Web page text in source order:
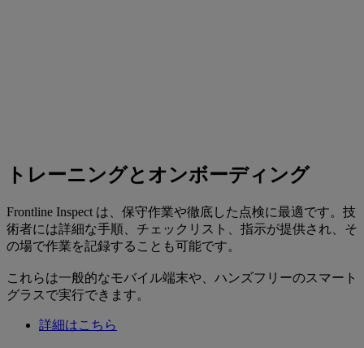
トレーニングとオンボーディング
Frontline Inspect は、保守作業や徹底した点検に最適です。技
術者には詳細な手順、チェックリスト、指示が提供され、そ
の場で作業を記録することも可能です。
これらは一般的なモバイル端末や、ハンズフリーのスマート
グラスで実行できます。
詳細はこちら